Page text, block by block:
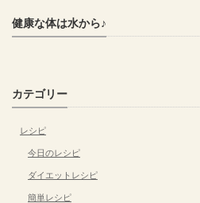
健康な体は水から♪
カテゴリー
レシピ
今日のレシピ
ダイエットレシピ
簡単レシピ